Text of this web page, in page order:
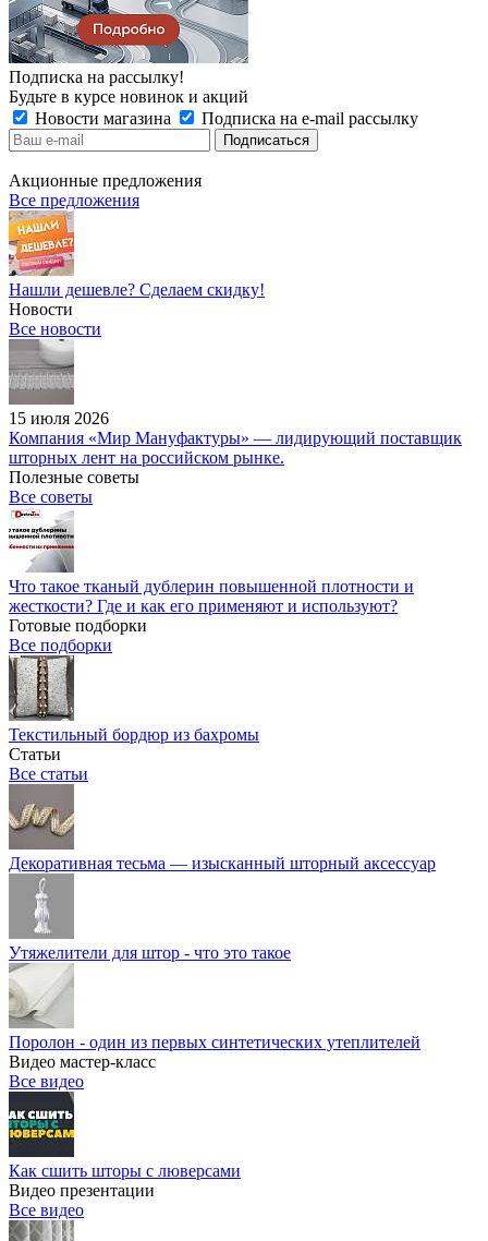
Подписка на рассылку!
Будьте в курсе новинок и акций
Новости магазина
Подписка на e-mail рассылку
Акционные предложения
Все предложения
Нашли дешевле? Сделаем скидку!
Новости
Все новости
15 июля 2026
Компания «Мир Мануфактуры» — лидирующий поставщик
шторных лент на российском рынке.
Полезные советы
Все советы
Что такое тканый дублерин повышенной плотности и
жесткости? Где и как его применяют и используют?
Готовые подборки
Все подборки
Текстильный бордюр из бахромы
Статьи
Все статьи
Декоративная тесьма — изысканный шторный аксессуар
Утяжелители для штор - что это такое
Поролон - один из первых синтетических утеплителей
Видео мастер-класс
Все видео
Как сшить шторы с люверсами
Видео презентации
Все видео